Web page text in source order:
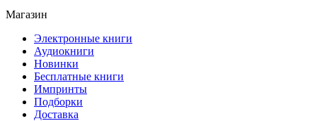
Магазин
Электронные книги
Аудиокниги
Новинки
Бесплатные книги
Импринты
Подборки
Доставка